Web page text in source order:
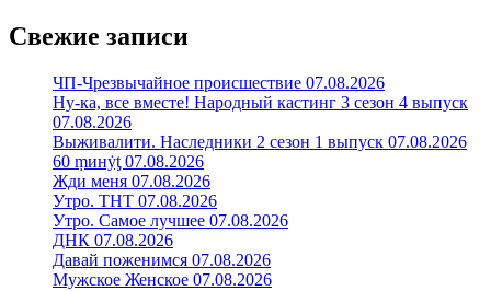
Свежие записи
ЧП-Чрезвычайное происшествие 07.08.2026
Ну-ка, все вместе! Народный кастинг 3 сезон 4 выпуск
07.08.2026
Выживалити. Наследники 2 сезон 1 выпуск 07.08.2026
60 ṃинẏƫ 07.08.2026
Жди меня 07.08.2026
Утро. ТНТ 07.08.2026
Утро. Самое лучшее 07.08.2026
ДНК 07.08.2026
Давай поженимся 07.08.2026
Мужское Женское 07.08.2026